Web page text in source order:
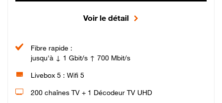
Voir le détail
Fibre rapide :
jusqu'à ↓ 1 Gbit/s ↑ 700 Mbit/s
Livebox 5 : Wifi 5
200 chaînes TV + 1 Décodeur TV UHD